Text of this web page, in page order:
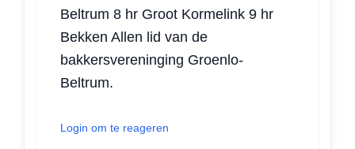
Beltrum 8 hr Groot Kormelink 9 hr
Bekken Allen lid van de
bakkersvereninging Groenlo-
Beltrum.
Login om te reageren